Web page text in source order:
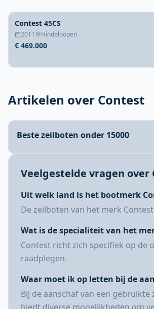
Contest 45CS
2011 Hindeloopen
€ 469.000
Artikelen over Contest
Beste zeilboten onder 15000
Veelgestelde vragen over
Uit welk land is het bootmerk
De zeilboten van het merk
Wat is de specialiteit van het
Contest richt zich specifiek op de
raadplegen.
Waar moet ik op letten bij de
Bij de aanschaf van een